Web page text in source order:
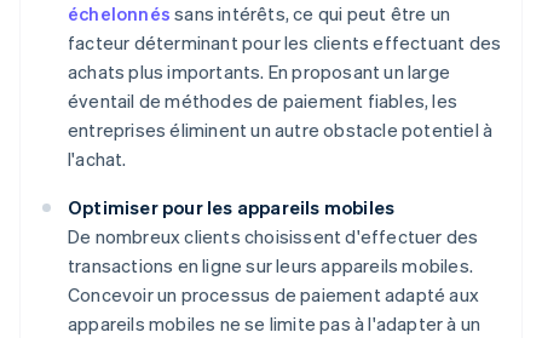
échelonnés sans intérêts, ce qui peut être un
facteur déterminant pour les clients effectuant des
achats plus importants. En proposant un large
éventail de méthodes de paiement fiables, les
entreprises éliminent un autre obstacle potentiel à
l'achat.
Optimiser pour les appareils mobiles
De nombreux clients choisissent d'effectuer des
transactions en ligne sur leurs appareils mobiles.
Concevoir un processus de paiement adapté aux
appareils mobiles ne se limite pas à l'adapter à un